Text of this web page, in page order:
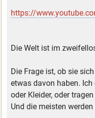
https://
Die Welt ist im
Die Frage ist, ob sie
etwas davon haben.
oder Kleider, oder
Und die meisten